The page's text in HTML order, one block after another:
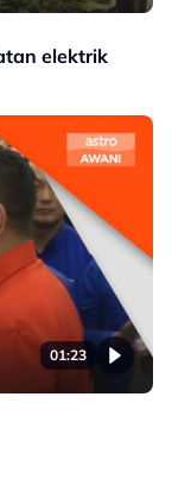
elektrik
01:23